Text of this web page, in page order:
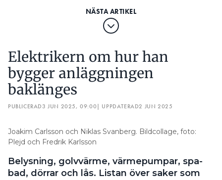
Elektrikern om hur han
bygger anläggningen
baklänges
PUBLICERAD3 JUN 2025, 09:00| UPPDATERAD2 JUN 2025
Joakim Carlsson och Niklas Svanberg. Bildcollage, foto:
Plejd och Fredrik Karlsson
Belysning, golvvärme, värmepumpar, spa-
bad, dörrar och lås. Listan över saker som